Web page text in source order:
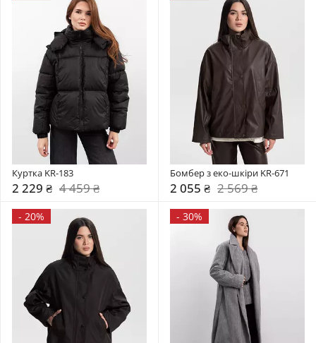
Куртка KR-183
2 229 ₴ 4 459 ₴
Бомбер з еко-шкіри KR-671
2 055 ₴ 2 569 ₴
- 20% - 30%